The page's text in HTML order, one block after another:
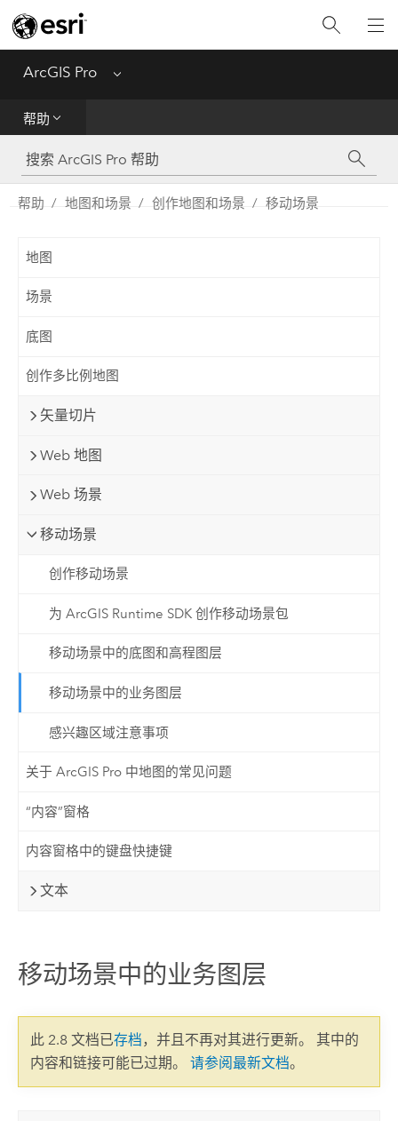
ArcGIS Pro Menu
帮助
工具参考
Python
帮助 地图和场景 创作地图和场景 移动场景
地图
场景
底图
创作多比例地图
矢量切片
Web 地图
Web 场景
移动场景
创作移动场景
为 ArcGIS Runtime SDK 创作移动场景包
移动场景中的底图和高程图层
移动场景中的业务图层
感兴趣区域注意事项
关于 ArcGIS Pro 中地图的常见问题
“内容”窗格
内容窗格中的键盘快捷键
文本
移动场景中的业务图层
此 2.8 文档已存档，并且不再对其进行更新。 其中的
内容和链接可能已过期。 请参阅最新文档。